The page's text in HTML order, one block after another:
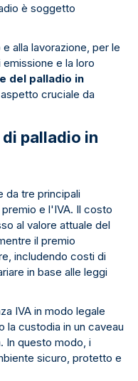
è soggetto
alla lavorazione, per le
e la loro
del palladio in
cruciale da
palladio in
da tre principali
e l'IVA. Il costo
al valore attuale del
il premio
includendo costi di
in base alle leggi
IVA in modo legale
la custodia in un caveau
In questo modo, i
sicuro, protetto e